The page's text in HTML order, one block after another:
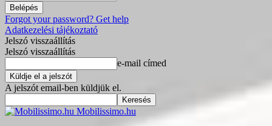
Forgot your password? Get help
Adatkezelési tájékoztató
Jelszó visszaállítás
Jelszó visszaállítás
e-mail címed
A jelszót email-ben küldjük el.
Mobilissimo.hu